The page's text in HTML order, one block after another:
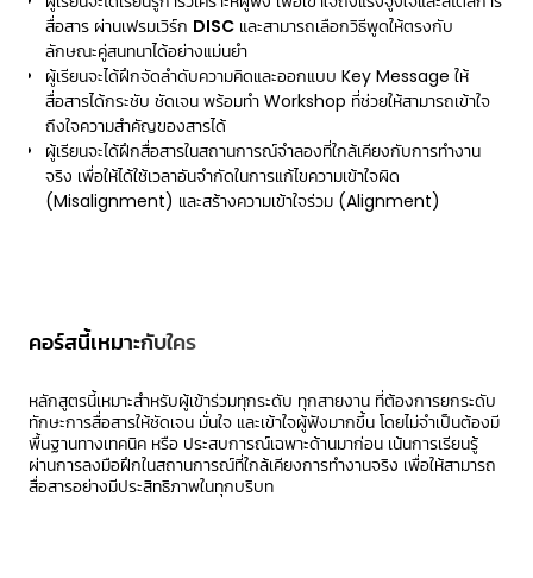
สื่อสาร ผ่านเฟรมเวิร์ก DISC และสามารถเลือกวิธีพูดให้ตรงกับ
ลักษณะคู่สนทนาได้อย่างแม่นยำ
ผู้เรียนจะได้ฝึกจัดลำดับความคิดและออกแบบ Key Message ให้
สื่อสารได้กระชับ ชัดเจน พร้อมทำ Workshop ที่ช่วยให้สามารถเข้าใจ
ถึงใจความสําคัญของสารได้
ผู้เรียนจะได้ฝึกสื่อสารในสถานการณ์จำลองที่ใกล้เคียงกับการทำงาน
จริง เพื่อให้ได้ใช้เวลาอันจำกัดในการแก้ไขความเข้าใจผิด
(Misalignment) และสร้างความเข้าใจร่วม (Alignment)
คอร์สนี้เหมาะกับใคร
หลักสูตรนี้เหมาะสําหรับผู้เข้าร่วมทุกระดับ ทุกสายงาน ที่ต้องการยกระดับ
ทักษะการสื่อสารให้ชัดเจน มั่นใจ และเข้าใจผู้ฟังมากขึ้น โดยไม่จําเป็นต้องมี
พื้นฐานทางเทคนิค หรือ ประสบการณ์เฉพาะด้านมาก่อน เน้นการเรียนรู้
ผ่านการลงมือฝึกในสถานการณ์ที่ใกล้เคียงการทํางานจริง เพื่อให้สามารถ
สื่อสารอย่างมีประสิทธิภาพในทุกบริบท